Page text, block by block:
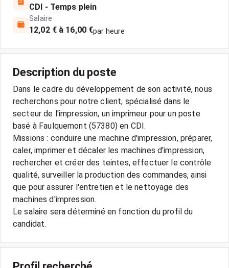
CDI - Temps plein
Salaire
12,02 € à 16,00 €par heure
Description du poste
Dans le cadre du développement de son activité, nous
recherchons pour notre client, spécialisé dans le
secteur de l'impression, un imprimeur pour un poste
basé à Faulquemont (57380) en CDI.
Missions : conduire une machine d'impression, préparer,
caler, imprimer et décaler les machines d'impression,
rechercher et créer des teintes, effectuer le contrôle
qualité, surveiller la production des commandes, ainsi
que pour assurer l'entretien et le nettoyage des
machines d'impression.
Le salaire sera déterminé en fonction du profil du